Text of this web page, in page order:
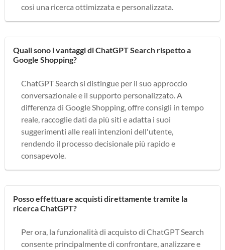
così una ricerca ottimizzata e personalizzata.
Quali sono i vantaggi di ChatGPT Search rispetto a
Google Shopping?
ChatGPT Search si distingue per il suo approccio
conversazionale e il supporto personalizzato. A
differenza di Google Shopping, offre consigli in tempo
reale, raccoglie dati da più siti e adatta i suoi
suggerimenti alle reali intenzioni dell'utente,
rendendo il processo decisionale più rapido e
consapevole.
Posso effettuare acquisti direttamente tramite la
ricerca ChatGPT?
Per ora, la funzionalità di acquisto di ChatGPT Search
consente principalmente di confrontare, analizzare e